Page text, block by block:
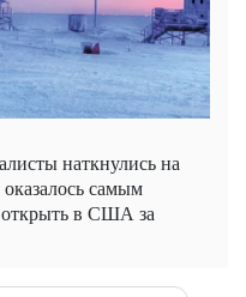
наткнулись на
самым
открыть в США за